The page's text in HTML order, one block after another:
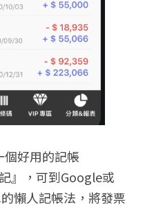
好用的記帳
』，可到Google或
懶人記帳法，將發票